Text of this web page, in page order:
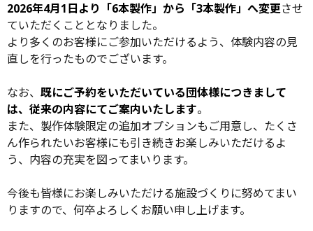
2026年4月1日より「6本製作」から「3本製作」へ変更させ
ていただくこととなりました。
より多くのお客様にご参加いただけるよう、体験内容の見
直しを行ったものでございます。
なお、 既にご予約をいただいている団体様につきまして
は、従来の内容にてご案内いたします。
また、製作体験限定の追加オプションもご用意し、たくさ
ん作られたいお客様にも引き続きお楽しみいただけるよ
う、内容の充実を図ってまいります。
今後も皆様にお楽しみいただける施設づくりに努めてまい
りますので、何卒よろしくお願い申し上げます。